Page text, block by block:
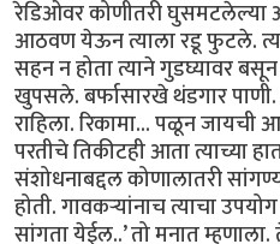
रेडिओवर कोणीतरी घुसमटलेल्या
आठवण येऊन त्याला रडू फुटले.
सहन न होता त्याने गुडघ्यावर
खुपसले. बर्फासारखे थंडगार
राहिला. रिकामा... पळून जायची
परतीचे तिकीटही आता त्याच्या
संशोधनाबद्दल कोणालातरी
होती. गावकर्‍यांनाच त्याचा
सांगता येईल..’ तो मनात